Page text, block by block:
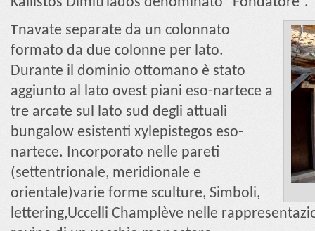
Tnavate separate da un colonnato
formato da due colonne per lato.
Durante il dominio ottomano è stato
aggiunto al lato ovest piani eso-nartece a
tre arcate sul lato sud degli attuali
bungalow esistenti xylepistegos eso-
nartece. Incorporato nelle pareti
(settentrionale, meridionale e
orientale)varie forme sculture, Simboli,
lettering,Uccelli Champlève nelle